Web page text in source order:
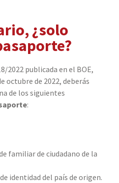
¿solo
2022 publicada en el BOE,
octubre de 2022, deberás
de los siguientes
:
familiar de ciudadano de la
identidad del país de origen.